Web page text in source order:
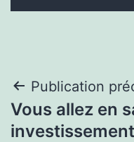
de
Publication
Vous allez en